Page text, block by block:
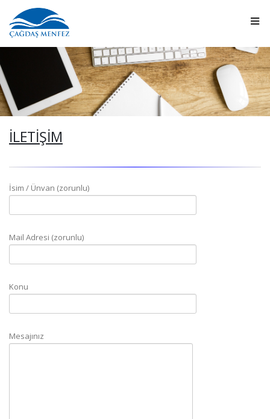
İLETİŞİM
İsim / Ünvan (zorunlu)
Mail Adresi (zorunlu)
Konu
Mesajınız